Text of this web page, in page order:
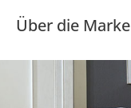
Über die Marke